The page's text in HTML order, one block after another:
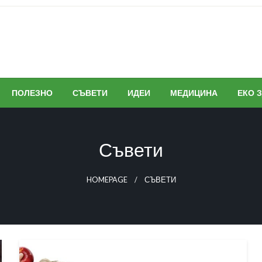
ПОЛЕЗНО СЪВЕТИ ИДЕИ МЕДИЦИНА ЕКО
Съвети
HOMEPAGE СЪВЕТИ